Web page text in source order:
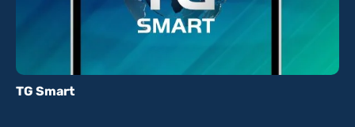
TG Smart